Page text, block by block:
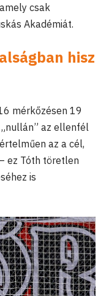
csak
Akadémiát.
hisz
mérkőzésen 19
az ellenfél
az a cél,
ez Tóth töretlen
is